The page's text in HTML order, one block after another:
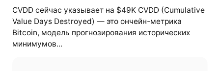
CVDD сейчас указывает на $49K CVDD (Cumulative
Value Days Destroyed) — это ончейн-метрика
Bitcoin, модель прогнозирования исторических
минимумов...